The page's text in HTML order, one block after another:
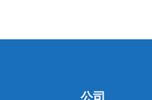
公司